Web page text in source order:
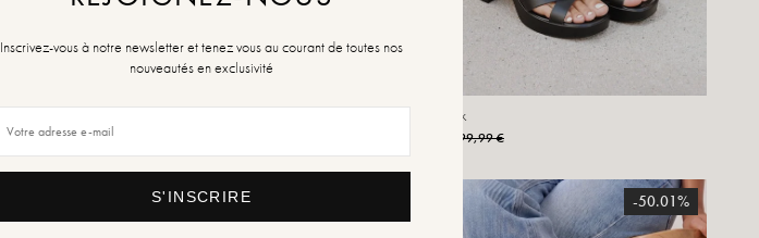
54,99 €
109,99 €
Gianni black
99,99 €
-50.01%
Inscrivez-vous à notre newsletter et tenez vous au courant de toutes nos
nouveautés en exclusivité
S'INSCRIRE